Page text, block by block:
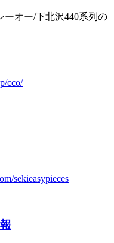
ーオー/下北沢440系列の
cco/
sekieasypieces